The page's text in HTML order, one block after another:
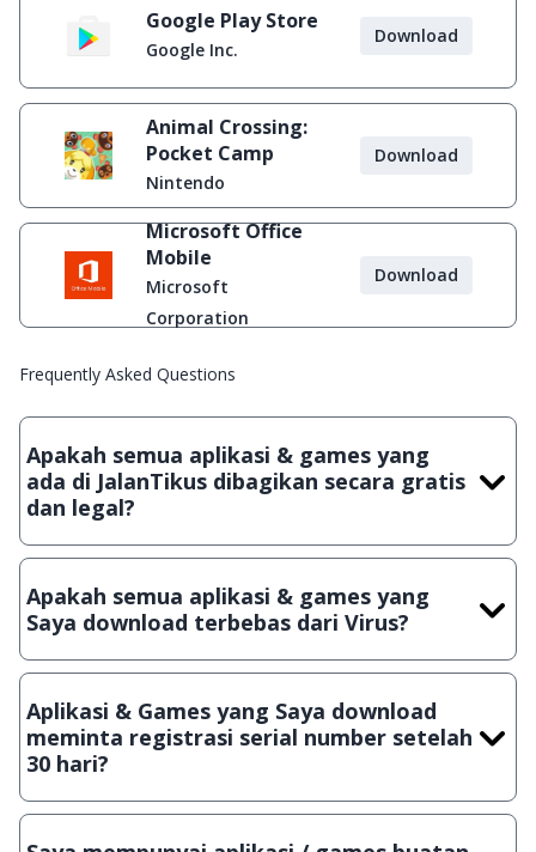
Google Play Store
Google Inc.
Download
Animal Crossing:
Pocket Camp
Nintendo
Download
Microsoft Office
Mobile
Microsoft
Corporation
Download
Frequently Asked Questions
Apakah semua aplikasi & games yang
ada di JalanTikus dibagikan secara gratis
dan legal?
Ya, JalanTikus hanya membagikan aplikasi & games yang
crack, patch atau semacamnya.
Apakah semua aplikasi & games yang
Saya download terbebas dari Virus?
Ya, JalanTikus selalu melakukan scanning dengan 3 jenis
suatu aplikasi atau games, sehingga bisa dijamin 100%
terbebas dari virus.
Aplikasi & Games yang Saya download
meminta registrasi serial number setelah
30 hari?
Meskipun dibagikan secara gratis, namun ada beberapa